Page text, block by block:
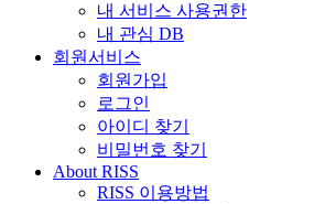
내 서비스 사용권한
내 관심 DB
회원서비스
회원가입
로그인
아이디 찾기
비밀번호 찾기
About RISS
RISS 이용방법